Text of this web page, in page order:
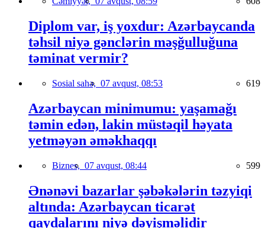
Diplom var, iş yoxdur: Azərbaycanda
təhsil niyə gənclərin məşğulluğuna
təminat vermir?
Sosial sahə, 07 avqust, 08:53 619
Azərbaycan minimumu: yaşamağı
təmin edən, lakin müstəqil həyata
yetməyən əməkhaqqı
Biznes, 07 avqust, 08:44 599
Ənənəvi bazarlar şəbəkələrin təzyiqi
altında: Azərbaycan ticarət
qaydalarını niyə dəyişməlidir